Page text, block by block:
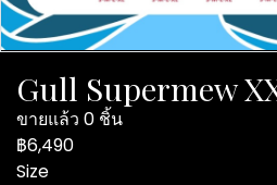
Gull Supermew
ขายแล้ว 0 ชิ้น
฿6,490
Size